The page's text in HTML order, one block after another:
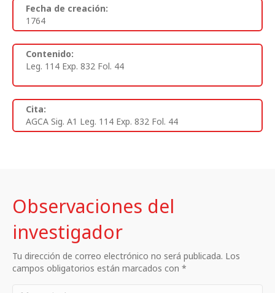
Fecha de creación:
1764
Contenido:
Leg. 114 Exp. 832 Fol. 44
Cita:
AGCA Sig. A1 Leg. 114 Exp. 832 Fol. 44
Observaciones del
investigador
Tu dirección de correo electrónico no será publicada. Los
campos obligatorios están marcados con *